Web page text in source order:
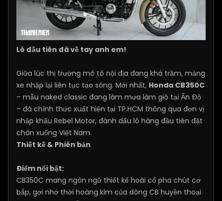
Lô đầu tiên đã về tay anh em!
Giữa lúc thị trường mô tô nội địa đang khá trầm, mảng
xe nhập lại liên tục tạo sóng. Mới nhất, Honda CB350C
– mẫu naked classic đang làm mưa làm gió tại Ấn Độ
– đã chính thức xuất hiện tại TP.HCM thông qua đơn vị
nhập khẩu Rebel Motor, đánh dấu lô hàng đầu tiên đặt
chân xuống Việt Nam.
Thiết kế & Phiên bản
Điểm nổi bật:
CB350C mang ngôn ngữ thiết kế hoài cổ pha chút cơ
bắp, gợi nhớ thời hoàng kim của dòng CB huyền thoại